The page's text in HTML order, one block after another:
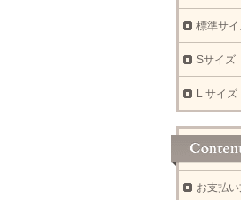
標準サ
Sサイズ
L サイズ
お支払